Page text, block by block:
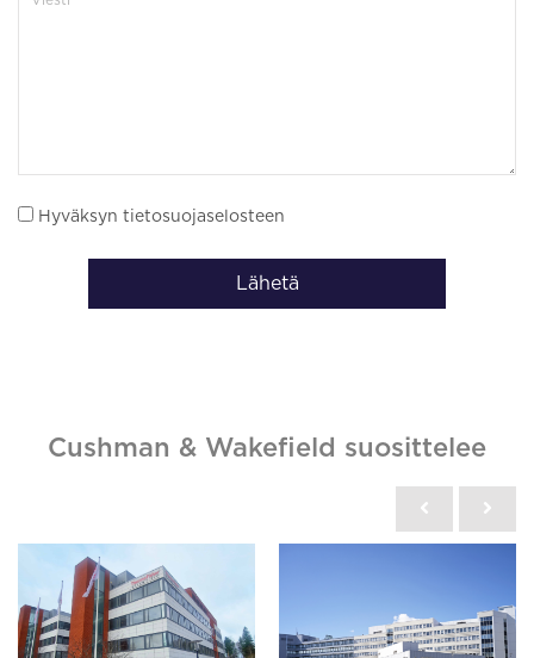
Hyväksyn tietosuojaselosteen
Lähetä
Cushman & Wakefield suosittelee